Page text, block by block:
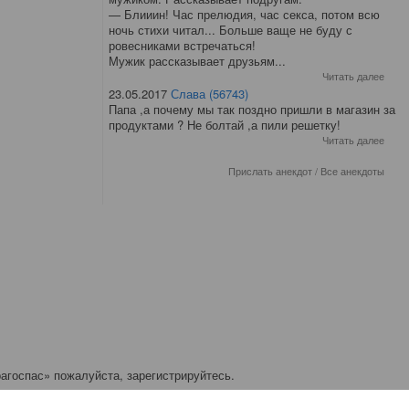
— Блииин! Час прелюдия, час секса, потом всю
ночь стихи читал... Больше ваще не буду с
ровесниками встречаться!
Мужик рассказывает друзьям...
Читать далее
23.05.2017 Слава (56743)
Папа ,а почему мы так поздно пришли в магазин за
продуктами ? Не болтай ,а пили решетку!
Читать далее
Прислать анекдот/ Все анекдоты
пожалуйста, зарегистрируйтесь.